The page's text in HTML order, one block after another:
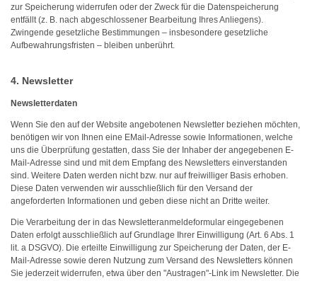
zur Speicherung widerrufen oder der Zweck für die Datenspeicherung
entfällt (z. B. nach abgeschlossener Bearbeitung Ihres Anliegens).
Zwingende gesetzliche Bestimmungen – insbesondere gesetzliche
Aufbewahrungsfristen – bleiben unberührt.
4. Newsletter
Newsletterdaten
Wenn Sie den auf der Website angebotenen Newsletter beziehen möchten,
benötigen wir von Ihnen eine EMail-Adresse sowie Informationen, welche
uns die Überprüfung gestatten, dass Sie der Inhaber der angegebenen E-
Mail-Adresse sind und mit dem Empfang des Newsletters einverstanden
sind. Weitere Daten werden nicht bzw. nur auf freiwilliger Basis erhoben.
Diese Daten verwenden wir ausschließlich für den Versand der
angeforderten Informationen und geben diese nicht an Dritte weiter.
Die Verarbeitung der in das Newsletteranmeldeformular eingegebenen
Daten erfolgt ausschließlich auf Grundlage Ihrer Einwilligung (Art. 6 Abs. 1
lit. a DSGVO). Die erteilte Einwilligung zur Speicherung der Daten, der E-
Mail-Adresse sowie deren Nutzung zum Versand des Newsletters können
Sie jederzeit widerrufen, etwa über den "Austragen"-Link im Newsletter. Die